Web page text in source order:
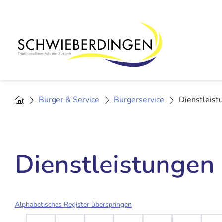
Bürger & Service Bürgerservice
Dienstleistungen
Alphabetisches Register überspringen